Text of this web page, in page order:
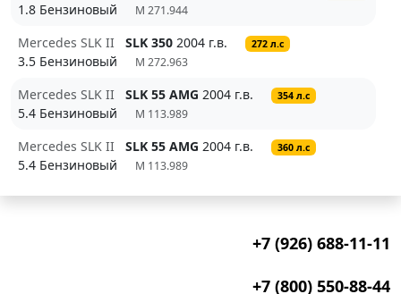
1.8 Бензиновый M 271.944
Mercedes SLK II SLK 350 2004 г.в. 272 л.с
3.5 Бензиновый M 272.963
Mercedes SLK II SLK 55 AMG 2004 г.в. 354 л.с
5.4 Бензиновый M 113.989
Mercedes SLK II SLK 55 AMG 2004 г.в. 360 л.с
5.4 Бензиновый M 113.989
+7 (926) 688-11-11
+7 (800) 550-88-44